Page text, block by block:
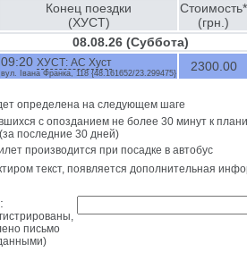
Конец поездки
(ХУСТ)
Стоимость*
(грн.)
08.08.26 (Суббота)
09:20 ХУСТ: АС Хуст
вул. Івана Франка, 118 {48.161652/23.299475} 2300.00
определена на следующем шаге
с опозданием не более 30 минут к
последние 30 дней)
производится при посадке в автобус
текст, появляется дополнительная
письмо